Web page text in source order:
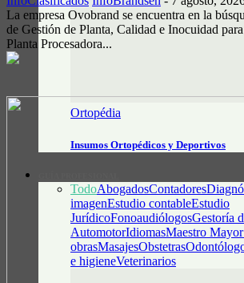
Ortopédia
Insumos Ortopédicos y Deportivos
TodoAbogadosContadores
imagenEstudio contableEstudio
JurídicoFonoaudiólogosGestoría
AutomotorIdiomasMaestro
obrasMasajesObstetras
e higieneVeterinarios
La empresa Ovobrand se encuentra en la
de Gestión de Planta, Calidad e Inocuidad
Planta Procesadora...